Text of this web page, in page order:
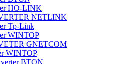
HO-LINK
NETLINK
Tp-Link
WINTOP
GNETCOM
WINTOP
BTON